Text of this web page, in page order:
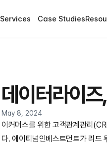
Services Case Studies
데이터라이
May 8, 2024
이커머스를 위한 고객관계관리
다. 에이티넘인베스트먼트가 리드